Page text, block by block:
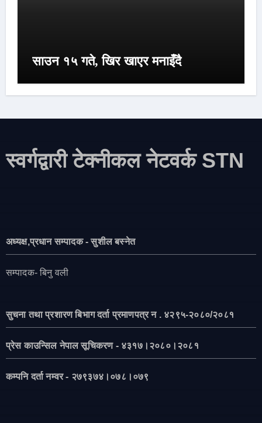
साउन १५ गते, खिर खाएर मनाइँदै
स्वर्गद्वारी टेक्नीकल नेटवर्क STN
अध्यक्ष,प्रधान सम्पादक - सुशील बस्नेत
सम्पादक- बिनु वली
सुचना तथा प्रशारण बिभाग दर्ता प्रमाणपत्र न . ४२९५-२०८०/२०८१
प्रेस काउन्सिल नेपाल सूचिकरण - ४३१७।२०८०।२०८१
कम्पनि दर्ता नम्वर - २७९३७४।०७८।०७९